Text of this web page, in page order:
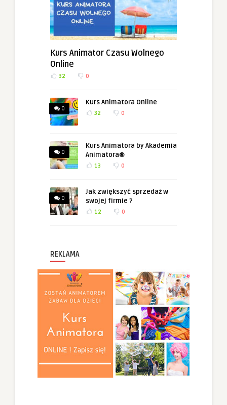
Kurs Animator Czasu Wolnego
Online
32 0
0
Kurs Animatora Online
32 0
0
Kurs Animatora by Akademia
Animatora®
13 0
0
Jak zwiększyć sprzedaż w
swojej firmie ?
12 0
REKLAMA